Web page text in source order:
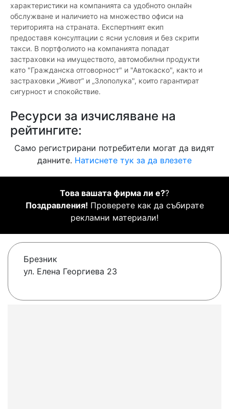
характеристики на компанията са удобното онлайн
обслужване и наличието на множество офиси на
територията на страната. Експертният екип
предоставя консултации с ясни условия и без скрити
такси. В портфолиото на компанията попадат
застраховки на имуществото, автомобилни продукти
като "Гражданска отговорност" и "Автокаско", както и
застраховки „Живот” и „Злополука", които гарантират
сигурност и спокойствие.
Ресурси за изчисляване на
рейтингите:
Само регистрирани потребители могат да видят
данните. Натиснете тук за да влезете
Това вашата фирма ли е??
Поздравления! Проверете как да събирате
рекламни материали!
Брезник
ул. Елена Георгиева 23